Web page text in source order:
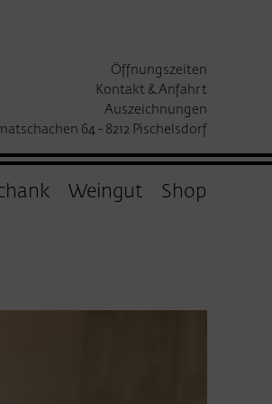
Öffnungszeiten
Kontakt & Anfahrt
Auszeichnungen
64 - 8212 Pischelsdorf
Weingut Shop